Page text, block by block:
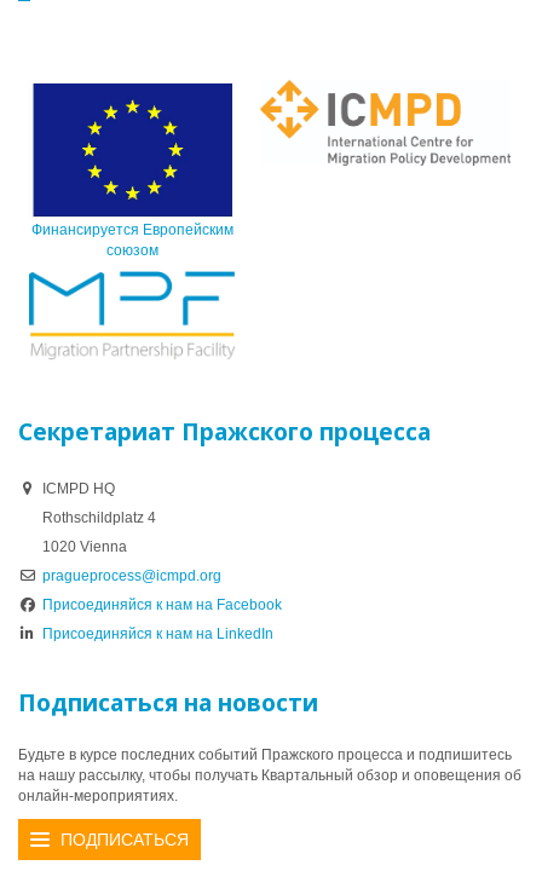
Финансируется Европейским
союзом
Секретариат Пражского процесса
ICMPD HQ
Rothschildplatz 4
1020 Vienna
pragueprocess@icmpd.org
Присоединяйся к нам на Facebook
Присоединяйся к нам на LinkedIn
Подписаться на новости
Будьте в курсе последних событий Пражского процесса и подпишитесь
на нашу рассылку, чтобы получать Квартальный обзор и оповещения об
онлайн-мероприятиях.
ПОДПИСАТЬСЯ